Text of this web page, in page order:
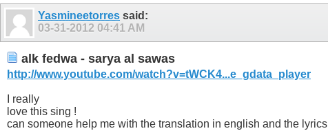
Yasmineetorres said:
03-31-2012 04:41 AM
alk fedwa - sarya al sawas
http://www.youtube.com/watch?v=tWCK4...e_gdata_player
I really
love this sing !
can someone help me with the translation in english and the